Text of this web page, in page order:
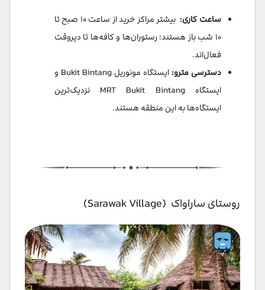
ساعت کاری:
بیشتر مراکز خرید از ساعت ۱۰ صبح تا
۱۰ شب باز هستند؛ رستوران‌ها و کافه‌ها تا دیروقت
فعال‌اند.
دسترسی مترو:
ایستگاه مونوریل Bukit Bintang و
ایستگاه MRT Bukit Bintang نزدیک‌ترین
ایستگاه‌ها به این منطقه هستند.
روستای ساراواک (Sarawak Village)